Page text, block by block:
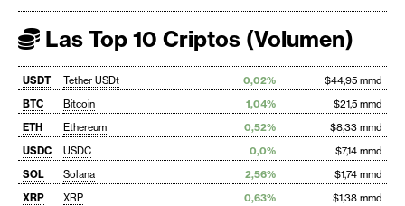
Las Top 10 Criptos (Volumen)
USDT Tether USDt 0,02%
$44,95 mmd
BTC
Bitcoin 1,04%
$21,5 mmd
ETH
Ethereum 0,52%
$8,33 mmd
USDC
USDC 0,0%
$7,14 mmd
SOL
Solana 2,56%
$1,74 mmd
XRP
XRP 0,63%
$1,38 mmd